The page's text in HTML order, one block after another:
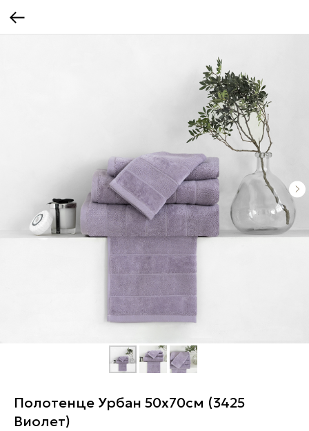
Полотенце Урбан 50х70см (3425
Виолет)